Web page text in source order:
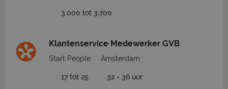
3.000 tot 3.700
Klantenservice Medewerker GVB
Start People Amsterdam
17 tot 25 32 - 36 uur